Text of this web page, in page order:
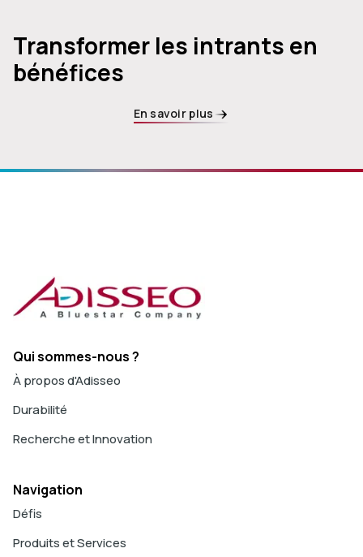
Transformer les intrants en
bénéfices
En savoir plus
Qui sommes-nous ?
À propos d'Adisseo
Durabilité
Recherche et Innovation
Navigation
Défis
Produits et Services